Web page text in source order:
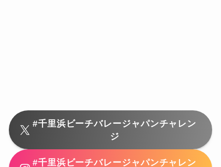
#千里浜ビーチバレージャパンチャレン
ジ
#千里浜ビーチバレージャパンチャレン